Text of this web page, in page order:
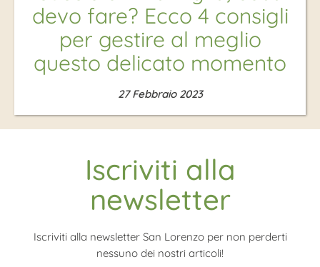
devo fare? Ecco 4 consigli
per gestire al meglio
questo delicato momento
27 Febbraio 2023
Iscriviti alla
newsletter
Iscriviti alla newsletter San Lorenzo per non perderti
nessuno dei nostri articoli!